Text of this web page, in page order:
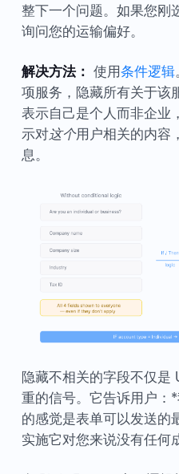
整下一个问题。如果您刚
询问您的运输偏好。
解决方法： 使用条件逻辑
项服务，隐藏所有关于该
表示自己是个人而非企业
示对这个用户相关的内容
息。
隐藏不相关的字段不仅
重的信号。它告诉用户：
的感觉是表单可以发送的
实施它对您来说没有任何